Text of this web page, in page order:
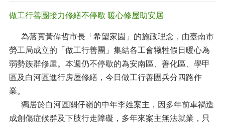
做工行善團接力修繕不停歇 暖心修屋助安居
為落實黃偉哲市長「希望家園」的施政理念，由臺南市
勞工局成立的「做工行善團」集結各工會犧牲假日暖心為
弱勢族群修屋。本週仍不停歇的為安南區、善化區、學甲
區及白河區進行房屋修繕，今日做工行善團兵分四路作
業。
獨居於白河區關仔嶺的中年李姓案主，因多年前車禍造
成創傷症候群及下肢行走障礙，多年來案主無法就業，只